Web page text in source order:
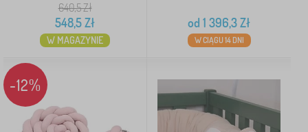
Dostępność
Podkategorie
640,5Zł
548,5Zł
W MAGAZYNIE
od 1 396,3Zł
W CIĄGU 14 DNI
-12%